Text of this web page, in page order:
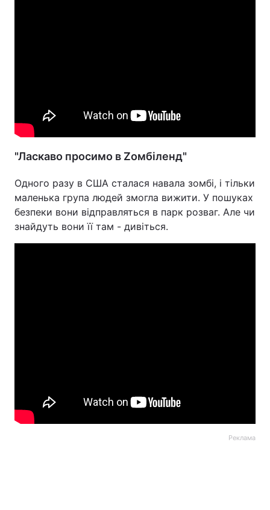
"Ласкаво просимо в Zомбіленд"
Одного разу в США сталася навала зомбі, і тільки
маленька група людей змогла вижити. У пошуках
безпеки вони відправляться в парк розваг. Але чи
знайдуть вони її там - дивіться.
Реклама